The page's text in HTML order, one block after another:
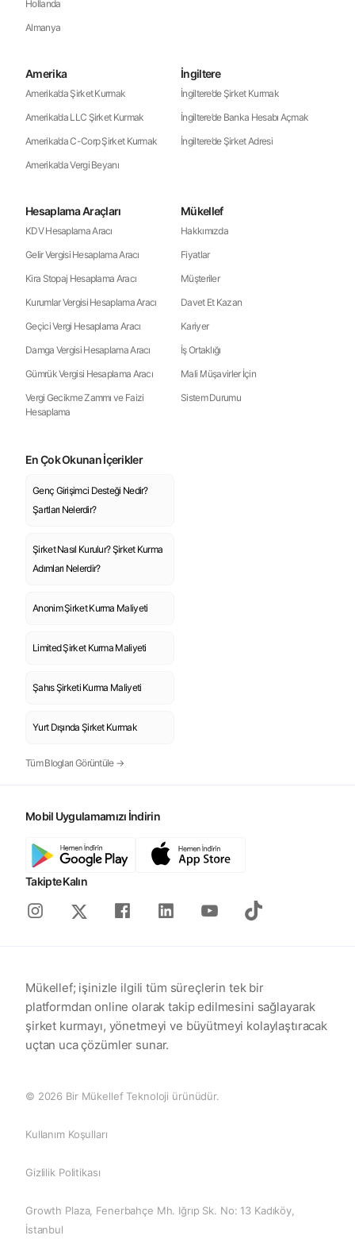
Hollanda
Almanya
Amerika
Amerika’da Şirket Kurmak
Amerika’da LLC Şirket Kurmak
Amerika’da C-Corp Şirket Kurmak
Amerika’da Vergi Beyanı
İngiltere
İngiltere’de Şirket Kurmak
İngiltere’de Banka Hesabı Açmak
İngiltere’de Şirket Adresi
Hesaplama Araçları
KDV Hesaplama Aracı
Gelir Vergisi Hesaplama Aracı
Kira Stopaj Hesaplama Aracı
Kurumlar Vergisi Hesaplama Aracı
Geçici Vergi Hesaplama Aracı
Damga Vergisi Hesaplama Aracı
Gümrük Vergisi Hesaplama Aracı
Vergi Gecikme Zammı ve Faizi
Hesaplama
Mükellef
Hakkımızda
Fiyatlar
Müşteriler
Davet Et Kazan
Kariyer
İş Ortaklığı
Mali Müşavirler İçin
Sistem Durumu
En Çok Okunan İçerikler
Genç Girişimci Desteği Nedir?
Şartları Nelerdir?
Şirket Nasıl Kurulur? Şirket Kurma
Adımları Nelerdir?
Anonim Şirket Kurma Maliyeti
Limited Şirket Kurma Maliyeti
Şahıs Şirketi Kurma Maliyeti
Yurt Dışında Şirket Kurmak
Tüm Blogları Görüntüle →
Mobil Uygulamamızı İndirin
Takipte Kalın
Instagram
X FacebookLinkedinYoutubeTiktok
Mükellef; işinizle ilgili tüm süreçlerin tek bir
platformdan online olarak takip edilmesini sağlayarak
şirket kurmayı, yönetmeyi ve büyütmeyi kolaylaştıracak
uçtan uca çözümler sunar.
© 2026 Bir Mükellef Teknoloji ürünüdür.
Kullanım Koşulları
Gizlilik Politikası
Growth Plaza, Fenerbahçe Mh. Iğrıp Sk. No: 13 Kadıköy,
İstanbul